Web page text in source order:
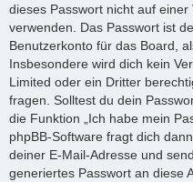
dieses Passwort nicht auf
verwenden. Das Passwort ist
Benutzerkonto für das Board,
Insbesondere wird dich kein
Limited oder ein Dritter
fragen. Solltest du dein
die Funktion „Ich habe mein
phpBB-Software fragt dich
deiner E-Mail-Adresse und
generiertes Passwort an diese